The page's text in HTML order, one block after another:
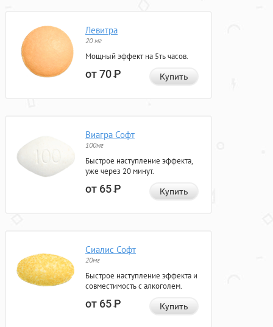
Левитра
20 мг
Мощный эффект на 5ть часов.
от 70Р Купить
Виагра Софт
100мг
Быстрое наступление эффекта,
уже через 20 минут.
от 65Р Купить
Сиалис Софт
20мг
Быстрое наступление эффекта и
совместимость с алкоголем.
от 65Р Купить